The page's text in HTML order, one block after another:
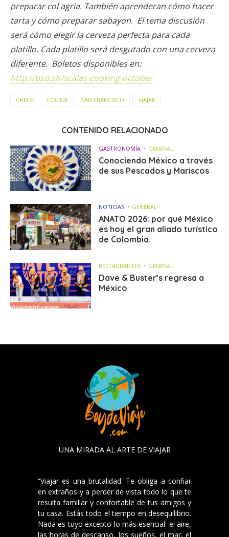
preparar col agria. También aprenderan cómo hacer
tarta y cómo preparar sabayon. El tema discusión
será cómo elegir la cerveza perfecta para cada
platillo. Cada platillo será desgutado con una cerveza
diferente. Boletos disponibles en:
http://bso.sh/scalas-cooking-october
CHEFS COCINA SAN FRANCISCO VIAJAR
CONTENIDO RELACIONADO
GASTRONOMÍA GENERAL
Conociendo México a través
de sus Pescados y Mariscos
NOTICIAS GENERAL
ANATO 2026: por qué México
es hoy el gran aliado turístico
de Colombia.
RESTAURANTES GENERAL
Dave & Buster’s regresa a
México
UNA MIRADA AL ARTE DE VIAJAR
“Viajar es una brutalidad. Te obliga a confiar
en extraños y a perder de vista todo lo que te
resulta familiar y confortable de tus amigos y
tu casa. Estás todo el tiempo en desequilibrio.
Nada es tuyo excepto lo más esencial: el aire,
las horas de descanso, los sueños, el mar, el